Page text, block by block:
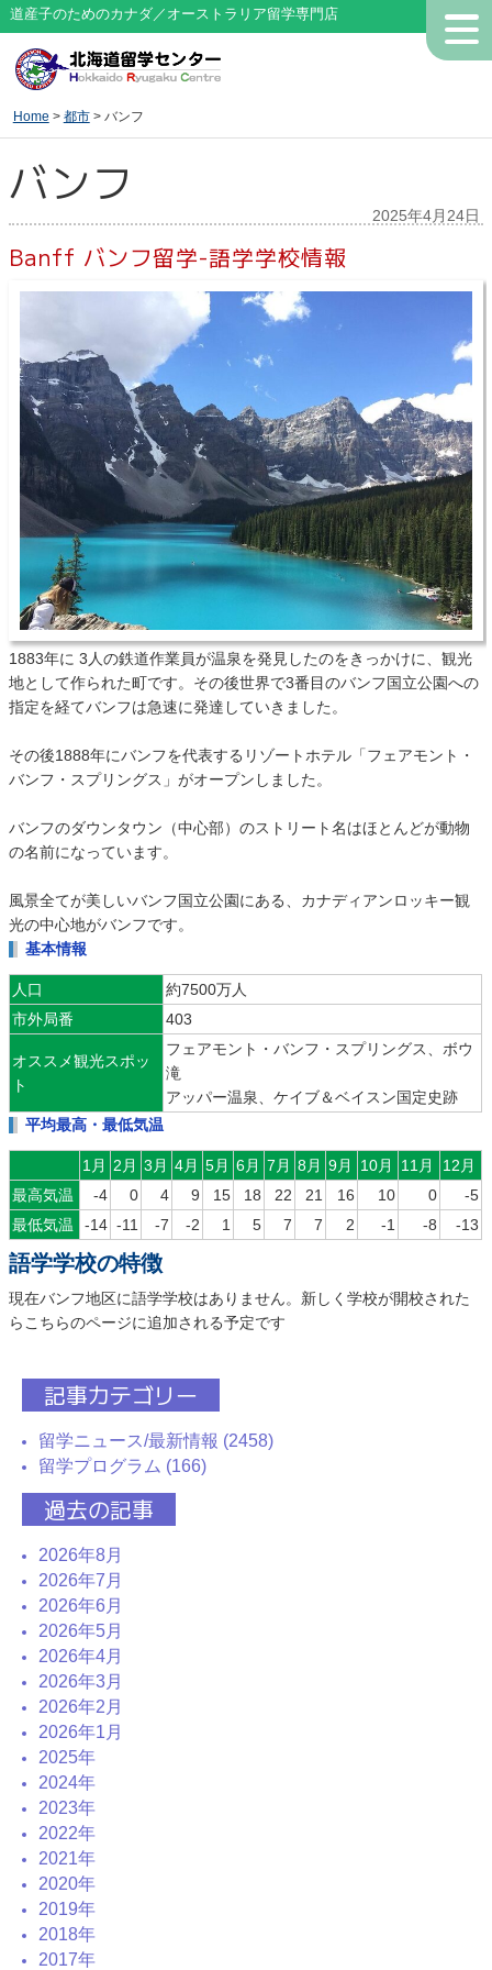
道産子のためのカナダ／オーストラリア留学専門店
Home > 都市> バンフ
バンフ
2025年4月24日
Banff バンフ留学-語学学校情報
1883年に 3人の鉄道作業員が温泉を発見したのをきっかけに、観光
地として作られた町です。その後世界で3番目のバンフ国立公園への
指定を経てバンフは急速に発達していきました。
その後1888年にバンフを代表するリゾートホテル「フェアモント・
バンフ・スプリングス」がオープンしました。
バンフのダウンタウン（中心部）のストリート名はほとんどが動物
の名前になっています。
風景全てが美しいバンフ国立公園にある、カナディアンロッキー観
光の中心地がバンフです。
基本情報
人口
約7500万人
市外局番
403
オススメ観光スポッ
ト
フェアモント・バンフ・スプリングス、ボウ
滝
アッパー温泉、ケイブ＆ベイスン国定史跡
平均最高・最低気温
1月 2月 3月 4月 5月 6月 7月 8月 9月 10月 11月
12月
最高気温
-4 0 4 9 15 18 22 21 16 10 0
-5
最低気温
-14 -11 -7 -2 1 5 7 7 2 -1 -8 -13
語学学校の特徴
現在バンフ地区に語学学校はありません。新しく学校が開校された
らこちらのページに追加される予定です
記事カテゴリー
留学ニュース/最新情報 (2458)
留学プログラム (166)
過去の記事
2026年8月
2026年7月
2026年6月
2026年5月
2026年4月
2026年3月
2026年2月
2026年1月
2025年
2024年
2023年
2022年
2021年
2020年
2019年
2018年
2017年